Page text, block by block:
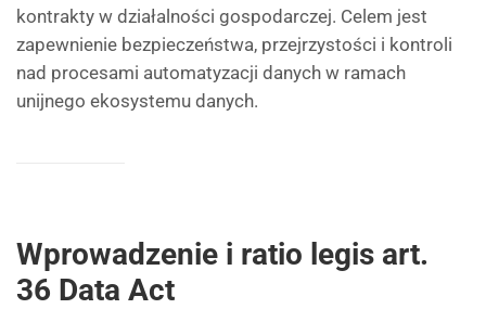
kontrakty w działalności gospodarczej. Celem jest
zapewnienie bezpieczeństwa, przejrzystości i kontroli
nad procesami automatyzacji danych w ramach
unijnego ekosystemu danych.
Wprowadzenie i ratio legis art.
36 Data Act